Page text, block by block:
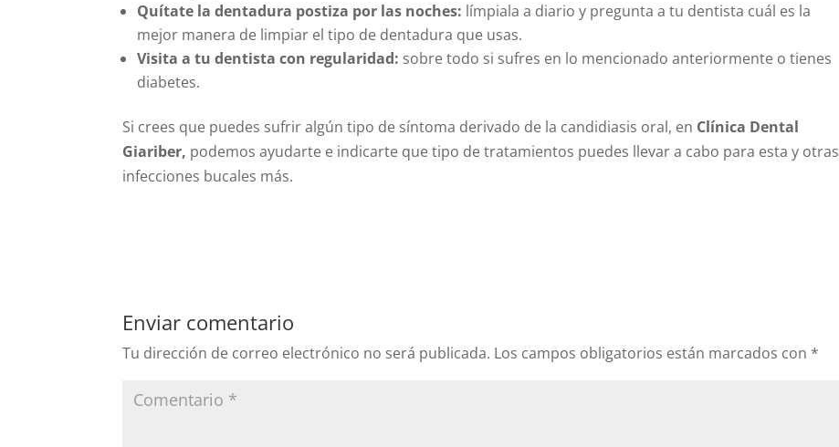
Quítate la dentadura postiza por las noches: límpiala a diario y pregunta a tu dentista cuál es la
mejor manera de limpiar el tipo de dentadura que usas.
Visita a tu dentista con regularidad: sobre todo si sufres en lo mencionado anteriormente o tienes
diabetes.
Si crees que puedes sufrir algún tipo de síntoma derivado de la candidiasis oral, en Clínica Dental
Giariber, podemos ayudarte e indicarte que tipo de tratamientos puedes llevar a cabo para esta y otras
infecciones bucales más.
Enviar comentario
Tu dirección de correo electrónico no será publicada. Los campos obligatorios están marcados con *